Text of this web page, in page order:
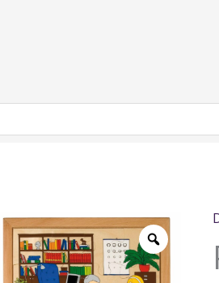
-